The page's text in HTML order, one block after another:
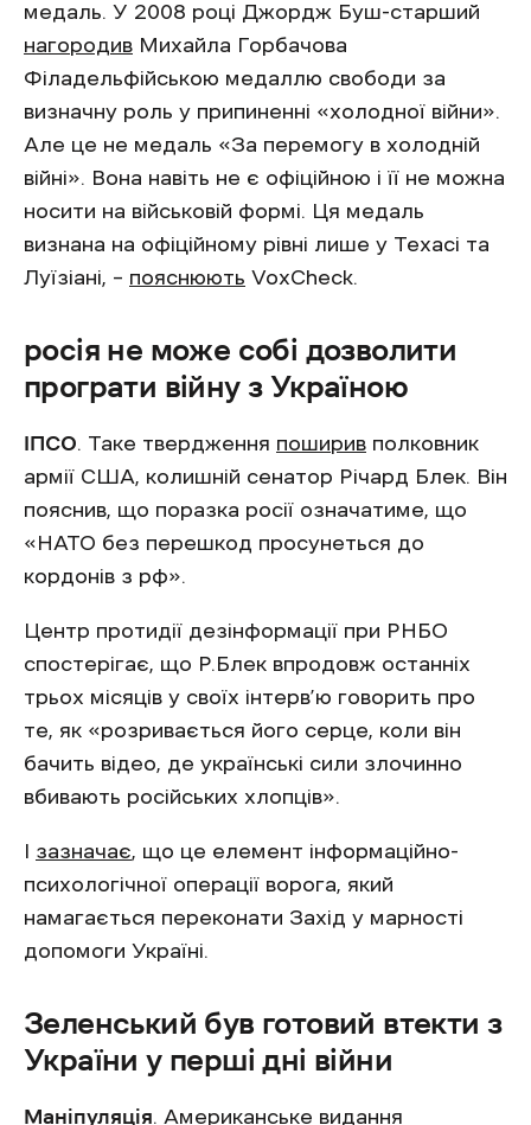
медаль. У 2008 році Джордж Буш-старший
нагородив Михайла Горбачова
Філадельфійською медаллю свободи за
визначну роль у припиненні «холодної війни».
Але це не медаль «За перемогу в холодній
війні». Вона навіть не є офіційною і її не можна
носити на військовій формі. Ця медаль
визнана на офіційному рівні лише у Техасі та
Луїзіані, – пояснюють VoxCheck.
росія не може собі дозволити
програти війну з Україною
ІПСО. Таке твердження поширив полковник
армії США, колишній сенатор Річард Блек. Він
пояснив, що поразка росії означатиме, що
«НАТО без перешкод просунеться до
кордонів з рф».
Центр протидії дезінформації при РНБО
спостерігає, що Р.Блек впродовж останніх
трьох місяців у своїх інтерв’ю говорить про
те, як «розривається його серце, коли він
бачить відео, де українські сили злочинно
вбивають російських хлопців».
І зазначає, що це елемент інформаційно-
психологічної операції ворога, який
намагається переконати Захід у марності
допомоги Україні.
Зеленський був готовий втекти з
України у перші дні війни
Маніпуляція. Американське видання